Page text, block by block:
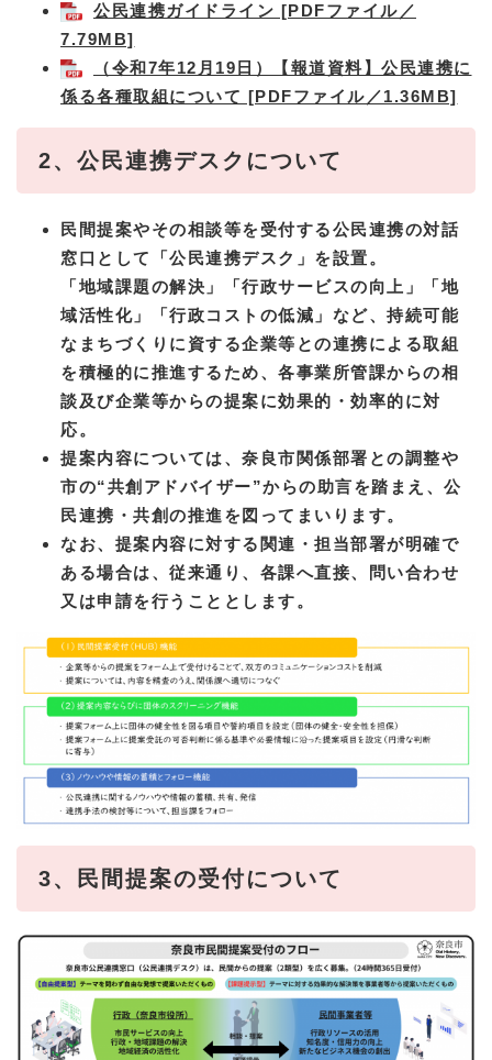
公民連携ガイドライン [PDFファイル／
7.79MB]
（令和7年12月19日）【報道資料】公民連携に
係る各種取組について [PDFファイル／1.36MB]
2、公民連携デスクについて
民間提案やその相談等を受付する公民連携の対話
窓口として「公民連携デスク」を設置。
​「地域課題の解決」「行政サービスの向上」「地
域活性化」「行政コストの低減」など、持続可能
なまちづくりに資する企業等との連携による取組
を積極的に推進するため、各事業所管課からの相
談及び企業等からの提案に効果的・効率的に対
応。
提案内容については、奈良市関係部署との調整や
市の“共創アドバイザー”からの助言を踏まえ、公
民連携・共創の推進を図ってまいります。
なお、提案内容に対する関連・担当部署が明確で
ある場合は、 従来通り、各課へ直接、問い合わせ
又は申請を行うこととします。
3、民間提案の受付について